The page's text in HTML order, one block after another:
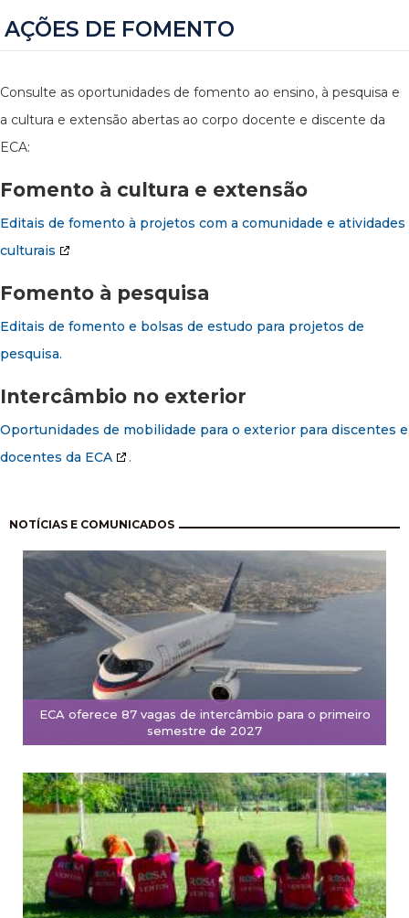
AÇÕES DE FOMENTO
Consulte as oportunidades de fomento ao ensino, à pesquisa e
a cultura e extensão abertas ao corpo docente e discente da
ECA:
Fomento à cultura e extensão
Editais de fomento à projetos com a comunidade e atividades
culturais
Fomento à pesquisa
Editais de fomento e bolsas de estudo para projetos de
pesquisa.
Intercâmbio no exterior
Oportunidades de mobilidade para o exterior para discentes e
docentes da ECA
.
NOTÍCIAS E COMUNICADOS
ECA oferece 87 vagas de intercâmbio para o primeiro
semestre de 2027
Paginação